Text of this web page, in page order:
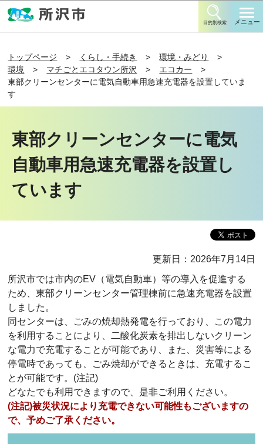
目的別検索 メニュー
トップページ くらし・手続き
環境・みどり
環境
マチごとエコタウン所沢
エコカー
東部クリーンセンターに電気自動車用急速充電器を設置していま
す
東部クリーンセンターに電気
自動車用急速充電器を設置し
ています
更新日：2026年7月14日
所沢市では市内のEV（電気自動車）等の導入を促進する
ため、東部クリーンセンター管理棟前に急速充電器を設置
しました。
同センターは、ごみの焼却熱発電を行っており、この電力
を利用することにより、二酸化炭素を排出しないクリーン
な電力で充電することが可能であり、また、災害等による
停電時であっても、ごみ焼却ができるときは、充電するこ
とが可能です。(注記)
どなたでも利用できますので、是非ご利用ください。
(注記)被災状況により充電できない可能性もございますの
で、予めご了承ください。